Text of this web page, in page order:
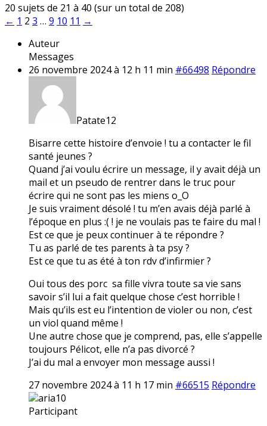
20 sujets de 21 à 40 (sur un total de 208)
← 1 2 3 … 9 10 11 →
Auteur
Messages
26 novembre 2024 à 12 h 11 min #66498 Répondre
Patate12
Bisarre cette histoire d’envoie ! tu a contacter le fil
santé jeunes ?
Quand j’ai voulu écrire un message, il y avait déjà un
mail et un pseudo de rentrer dans le truc pour
écrire qui ne sont pas les miens o_O
Je suis vraiment désolé ! tu m’en avais déjà parlé à
l’époque en plus :( ! je ne voulais pas te faire du mal !
Est ce que je peux continuer à te répondre ?
Tu as parlé de tes parents à ta psy ?
Est ce que tu as été à ton rdv d’infirmier ?
Oui tous des porc sa fille vivra toute sa vie sans
savoir s’il lui a fait quelque chose c’est horrible !
Mais qu’ils est eu l’intention de violer ou non, c’est
un viol quand même !
Une autre chose que je comprend, pas, elle s’appelle
toujours Pélicot, elle n’a pas divorcé ?
J’ai du mal a envoyer mon message aussi !
27 novembre 2024 à 11 h 17 min #66515 Répondre
aria10
Participant